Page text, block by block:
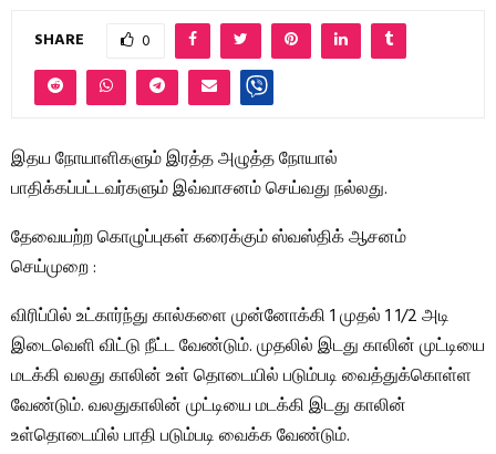
SHARE 0
இதய நோயாளிகளும் இரத்த அழுத்த நோயால்
பாதிக்கப்பட்டவர்களும் இவ்வாசனம் செய்வது நல்லது.
தேவையற்ற கொழுப்புகள் கரைக்கும் ஸ்வஸ்திக் ஆசனம்
செய்முறை :
விரிப்பில் உட்கார்ந்து கால்களை முன்னோக்கி 1 முதல் 1 1/2 அடி
இடைவெளி விட்டு நீட்ட வேண்டும். முதலில் இடது காலின் முட்டியை
மடக்கி வலது காலின் உள் தொடையில் படும்படி வைத்துக்கொள்ள
வேண்டும். வலதுகாலின் முட்டியை மடக்கி இடது காலின்
உள்தொடையில் பாதி படும்படி வைக்க வேண்டும்.